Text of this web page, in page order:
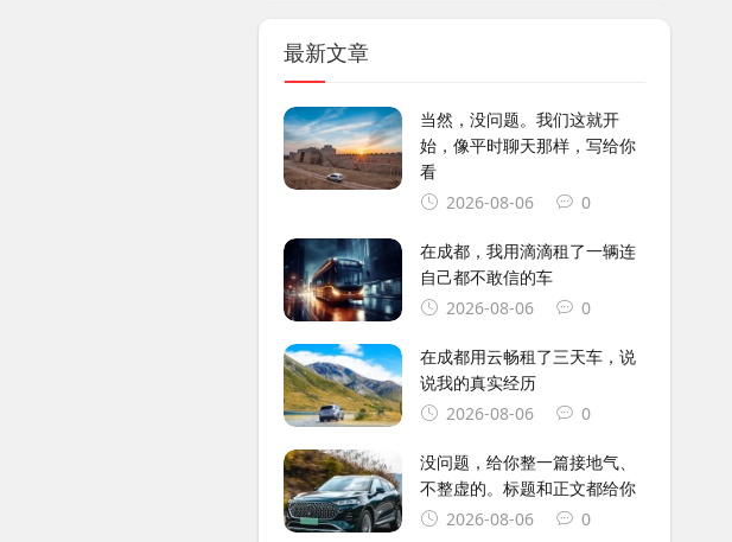
最新文章
当然，没问题。我们这就开
始，像平时聊天那样，写给你
看
2026-08-06
0
在成都，我用滴滴租了一辆连
自己都不敢信的车
2026-08-06
0
在成都用云畅租了三天车，说
说我的真实经历
2026-08-06
0
没问题，给你整一篇接地气、
不整虚的。标题和正文都给你
2026-08-06
0